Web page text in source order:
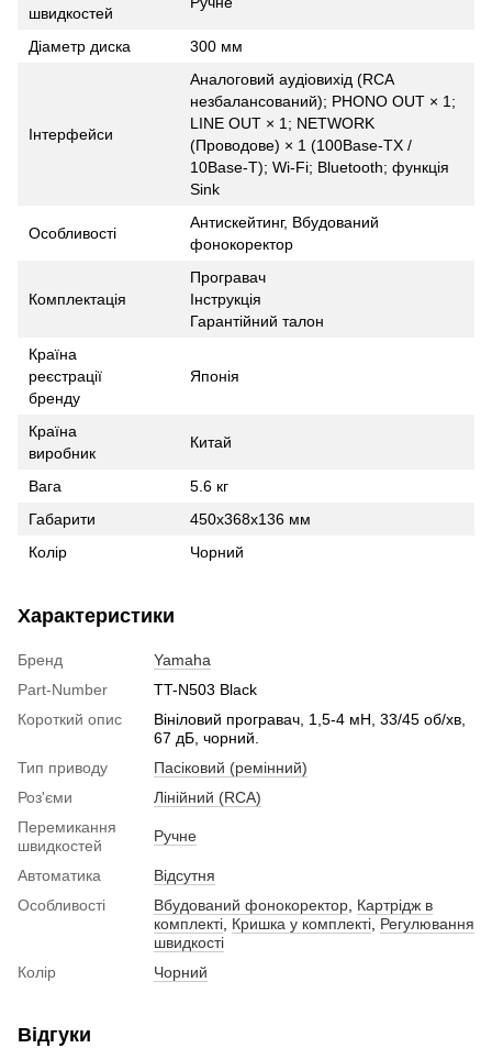
швидкостей
Діаметр диска 300 мм
Інтерфейси
Аналоговий аудіовихід (RCA
незбалансований); PHONO OUT × 1;
LINE OUT × 1; NETWORK
(Проводове) × 1 (100Base-TX /
10Base-T); Wi-Fi; Bluetooth; функція
Sink
Особливості
Антискейтинг, Вбудований
фонокоректор
Комплектація
Програвач
Інструкція
Гарантійний талон
Країна
реєстрації
бренду
Японія
Країна
виробник
Китай
Вага
5.6 кг
Габарити
450x368x136 мм
Колір
Чорний
Характеристики
Бренд
Yamaha
Part-Number
TT-N503 Black
Короткий опис
Вініловий програвач, 1,5-4 мН, 33/45 об/хв,
67 дБ, чорний.
Тип приводу
Пасіковий (ремінний)
Роз'єми
Лінійний (RCA)
Перемикання
швидкостей
Ручне
Автоматика
Відсутня
Особливості
Вбудований фонокоректор Картрідж в
комплекті Кришка у комплекті Регулювання
швидкості
Колір
Чорний
Відгуки